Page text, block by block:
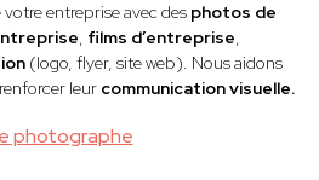
photographe
entreprise avec des photos de
, films d’entreprise,
(logo, flyer, site web). Nous aidons
leur communication visuelle.